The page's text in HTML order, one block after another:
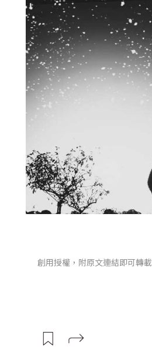
創用授權，附原文連結即可轉載